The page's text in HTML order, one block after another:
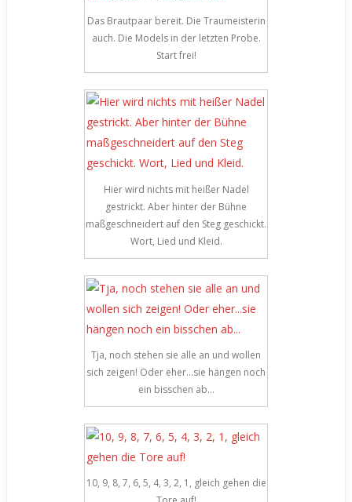
Das Brautpaar bereit. Die Traumeisterin
auch. Die Models in der letzten Probe.
Start frei!
Hier wird nichts mit heißer Nadel
gestrickt. Aber hinter der Bühne
maßgeschneidert auf den Steg geschickt.
Wort, Lied und Kleid.
Tja, noch stehen sie alle an und wollen
sich zeigen! Oder eher…sie hängen noch
ein bisschen ab…
10, 9, 8, 7, 6, 5, 4, 3, 2, 1, gleich gehen die